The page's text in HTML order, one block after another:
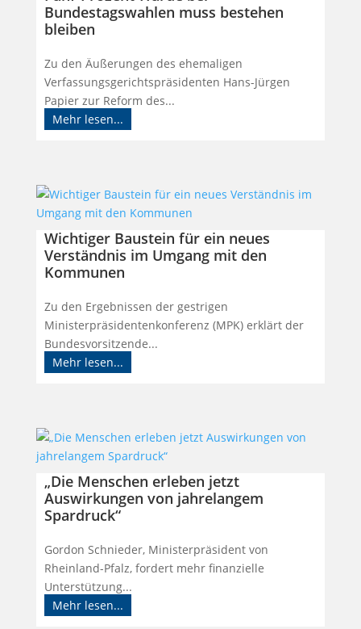
Bundestagswahlen muss bestehen
bleiben
Zu den Äußerungen des ehemaligen
Verfassungsgerichtspräsidenten Hans-Jürgen
Papier zur Reform des...
Mehr lesen...
Wichtiger Baustein für ein neues
Verständnis im Umgang mit den
Kommunen
Zu den Ergebnissen der gestrigen
Ministerpräsidentenkonferenz (MPK) erklärt der
Bundesvorsitzende...
Mehr lesen...
„Die Menschen erleben jetzt
Auswirkungen von jahrelangem
Spardruck“
Gordon Schnieder, Ministerpräsident von
Rheinland-Pfalz, fordert mehr finanzielle
Unterstützung...
Mehr lesen...